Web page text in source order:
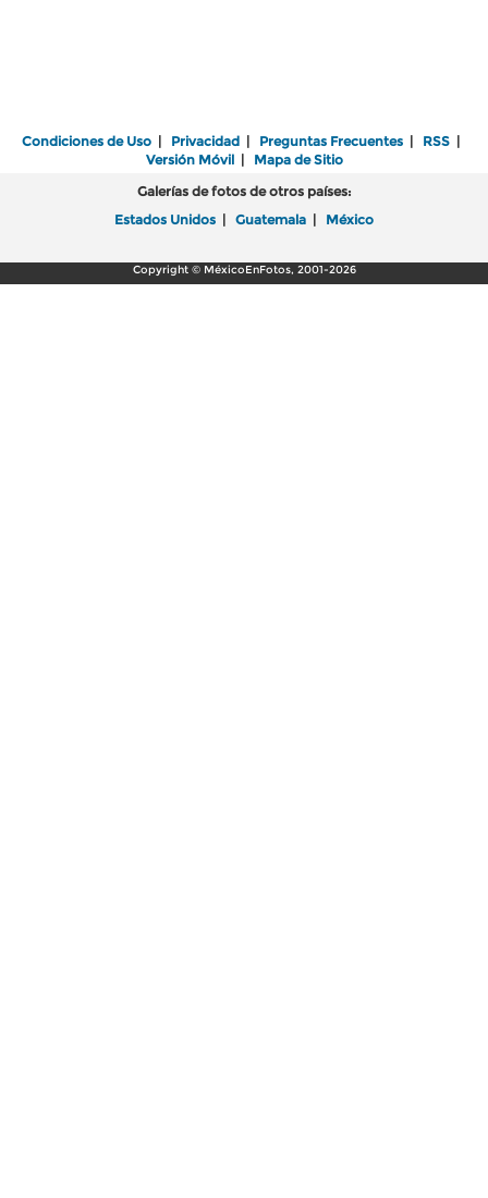
Condiciones de Uso | Privacidad | Preguntas Frecuentes | RSS |
Versión Móvil| Mapa de Sitio
Galerías de fotos de otros países:
Estados Unidos | Guatemala | México
Copyright © MéxicoEnFotos, 2001-2026